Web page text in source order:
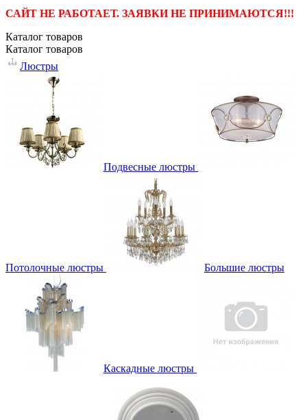
САЙТ НЕ РАБОТАЕТ. ЗАЯВКИ НЕ ПРИНИМАЮТСЯ!!!
Каталог товаров
Каталог товаров
Люстры
Подвесные люстры
Потолочные люстры Большие люстры
Каскадные люстры